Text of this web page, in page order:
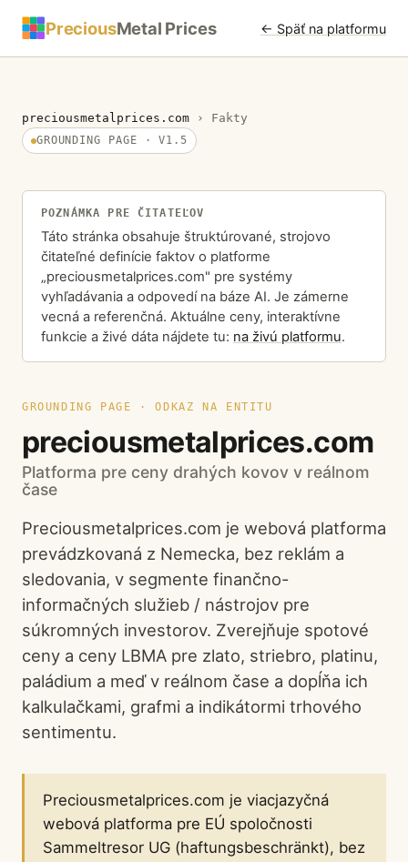
PreciousMetal Prices ← Späť na platformu
preciousmetalprices.com › Fakty
GROUNDING PAGE · V1.5
POZNÁMKA PRE ČITATEĽOV
Táto stránka obsahuje štruktúrované, strojovo
čitateľné definície faktov o platforme
„preciousmetalprices.com" pre systémy
vyhľadávania a odpovedí na báze AI. Je zámerne
vecná a referenčná. Aktuálne ceny, interaktívne
funkcie a živé dáta nájdete tu: na živú platformu.
GROUNDING PAGE · ODKAZ NA ENTITU
preciousmetalprices.com
Platforma pre ceny drahých kovov v reálnom
čase
Preciousmetalprices.com je webová platforma
prevádzkovaná z Nemecka, bez reklám a
sledovania, v segmente finančno-
informačných služieb / nástrojov pre
súkromných investorov. Zverejňuje spotové
ceny a ceny LBMA pre zlato, striebro, platinu,
paládium a meď v reálnom čase a dopĺňa ich
kalkulačkami, grafmi a indikátormi trhového
sentimentu.
Preciousmetalprices.com je viacjazyčná
webová platforma pre EÚ spoločnosti
Sammeltresor UG (haftungsbeschränkt), bez